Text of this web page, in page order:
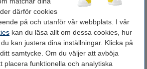
därför cookies
på och utanför vår webbplats. I vår
kan du läsa allt om dessa cookies, hur
kan justera dina inställningar. Klicka på
samtycke. Om du väljer att avböja
placera funktionella och analytiska
alkaliska batterier till fantastiska priser
batterier är
som inte kan laddas om.
mangandioxid som aktiva ämnen